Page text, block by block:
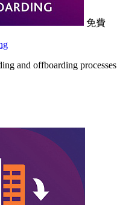
免費
and offboarding processes